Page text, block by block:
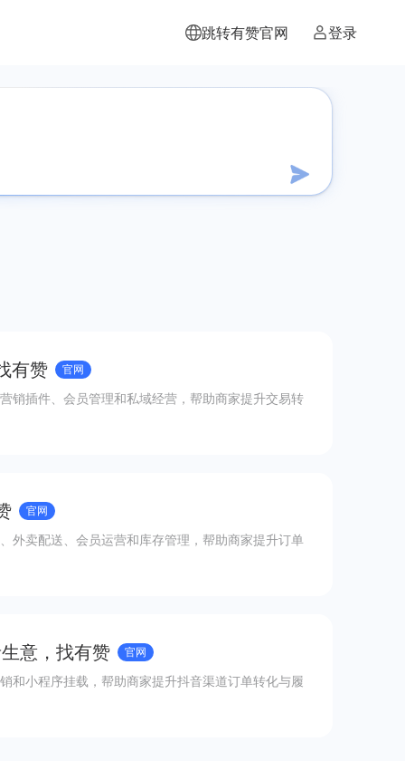
跳转有赞官网 登录
有赞 官网
销插件、会员管理和私域经营，帮助商家提升交易转
官网
外卖配送、会员运营和库存管理，帮助商家提升订单
意，找有赞 官网
和小程序挂载，帮助商家提升抖音渠道订单转化与履